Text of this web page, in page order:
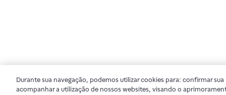
Durante sua navegação, podemos utilizar cookies para: confirmar
acompanhar a utilização de nossos websites, visando o